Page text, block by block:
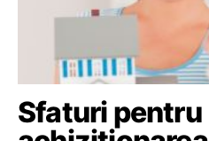
Sfaturi pentru